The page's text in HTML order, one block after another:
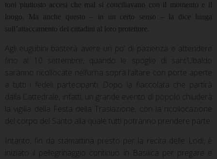
toni piuttosto accesi che mal si conciliavano con il momento e il
luogo. Ma anche questo – in un certo senso – la dice lunga
sull’attaccamento dei cittadini al loro protettore.
Agli eugubini basterà avere un po’ di pazienza e attendere
fino al 10 settembre, quando le spoglie di sant’Ubaldo
saranno ricollocate nell’urna sopra l’altare con porte aperte
a tutti i fedeli partecipanti. Dopo la fiaccolata che partirà
dalla Cattedrale, infatti, un grande evento di popolo chiuderà
la vigilia della Festa della Traslazione, con la ricollocazione
del corpo del Santo alla quale tutti potranno prendere parte.
Intanto, fin da stamattina presto per la recita delle Lodi, è
iniziato il pellegrinaggio continuo in Basilica per pregare e